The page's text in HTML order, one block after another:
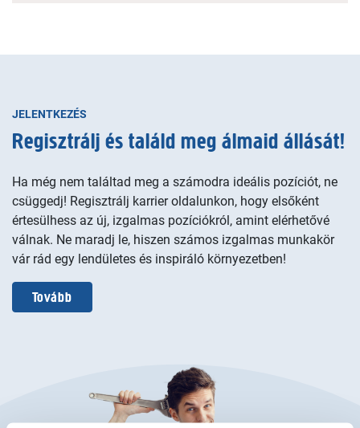
Megnézem
JELENTKEZÉS
Regisztrálj és találd meg álmaid állását!
Ha még nem találtad meg a számodra ideális pozíciót, ne
csüggedj! Regisztrálj karrier oldalunkon, hogy elsőként
értesülhess az új, izgalmas pozíciókról, amint elérhetővé
válnak. Ne maradj le, hiszen számos izgalmas munkakör
vár rád egy lendületes és inspiráló környezetben!
Tovább